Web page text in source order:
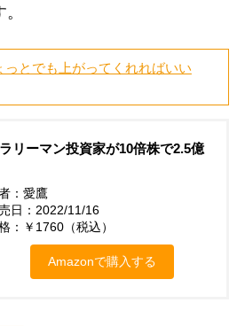
っとでも上がってくれればいい
リーマン投資家が10倍株で2.5億
：愛鷹
日：2022/11/16
：￥1760（税込）
Amazonで購入する